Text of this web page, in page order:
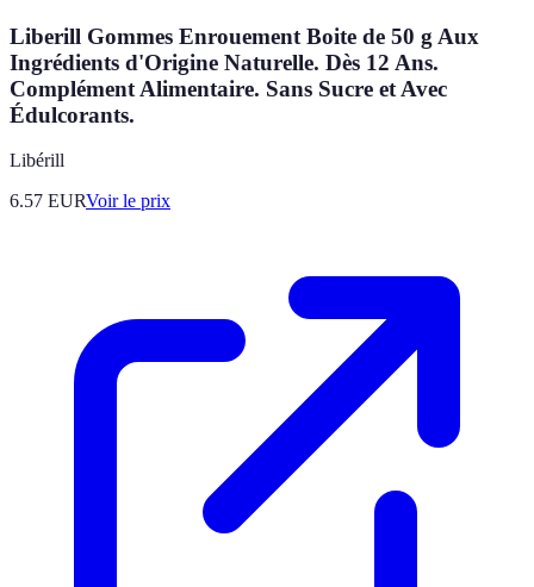
Liberill Gommes Enrouement Boite de 50 g Aux
Ingrédients d'Origine Naturelle. Dès 12 Ans.
Complément Alimentaire. Sans Sucre et Avec
Édulcorants.
Libérill
6.57 EURVoir le prix